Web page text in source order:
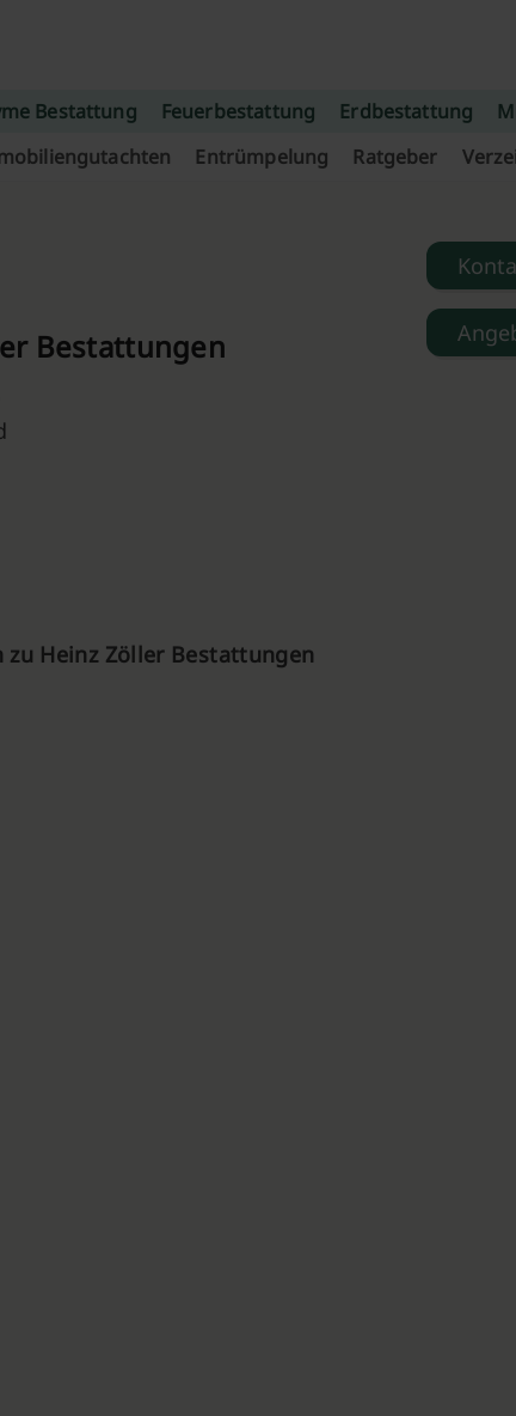
Bestattung Feuerbestattung Erdbestattung
Entrümpelung Ratgeber
Bestattungen
zu Heinz Zöller Bestattungen